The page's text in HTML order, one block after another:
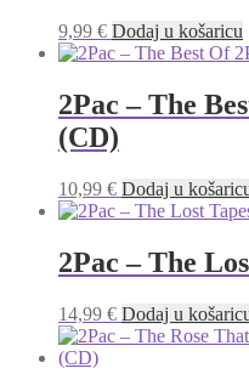
9,99 € Dodaj u košaricu
2Pac – The
(CD)
10,99 € Dodaj u
2Pac – The
14,99 € Dodaj u